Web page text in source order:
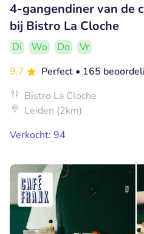
4-gangendiner van de
bij Bistro La Cloche
Di Wo Do
Vr
9.7
Perfect • 165
Bistro La Cloche
Leiden (2km)
Verkocht: 94